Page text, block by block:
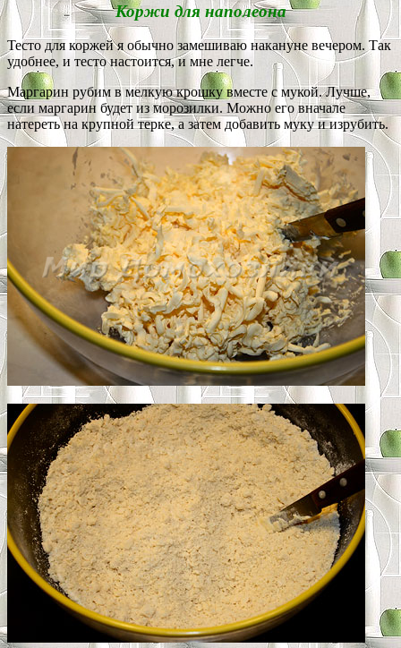
Коржи для наполеона
Тесто для коржей я обычно замешиваю накануне вечером. Так
удобнее, и тесто настоится, и мне легче.
Маргарин рубим в мелкую крошку вместе с мукой. Лучше,
если маргарин будет из морозилки. Можно его вначале
натереть на крупной терке, а затем добавить муку и изрубить.